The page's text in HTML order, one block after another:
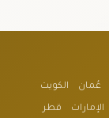
عُمان الكويت
الإمارات قطر